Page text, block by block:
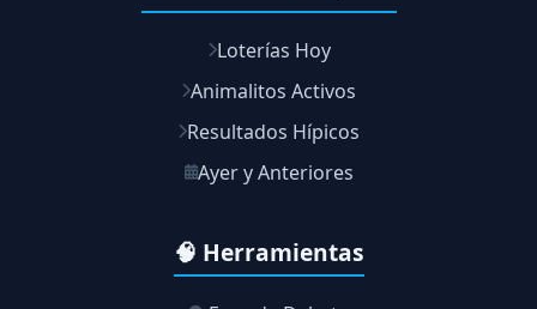
Loterías Hoy
Animalitos Activos
Resultados Hípicos
Ayer y Anteriores
🧠 Herramientas